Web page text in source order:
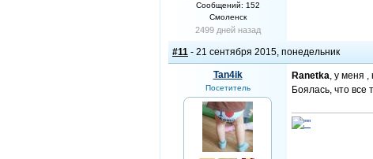
Сообщений: 152
Смоленск
2499 дней назад
#11 - 21 сентября 2015, понедельник
Tan4ik
Посетитель
Ranetka, у меня ,
Боялась, что все